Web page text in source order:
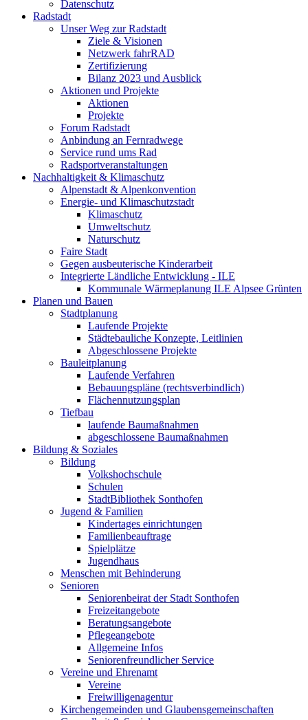
Datenschutz
Radstadt
Unser Weg zur Radstadt
Ziele & Visionen
Netzwerk fahrRAD
Zertifizierung
Bilanz 2023 und Ausblick
Aktionen und Projekte
Aktionen
Projekte
Forum Radstadt
Anbindung an Fernradwege
Service rund ums Rad
Radsportveranstaltungen
Nachhaltigkeit & Klimaschutz
Alpenstadt & Alpenkonvention
Energie- und Klimaschutzstadt
Klimaschutz
Umweltschutz
Naturschutz
Faire Stadt
Gegen ausbeuterische Kinderarbeit
Integrierte Ländliche Entwicklung - ILE
Kommunale Wärmeplanung ILE Alpsee Grünten
Planen und Bauen
Stadtplanung
Laufende Projekte
Städtebauliche Konzepte, Leitlinien
Abgeschlossene Projekte
Bauleitplanung
Laufende Verfahren
Bebauungspläne (rechtsverbindlich)
Flächennutzungsplan
Tiefbau
laufende Baumaßnahmen
abgeschlossene Baumaßnahmen
Bildung & Soziales
Bildung
Volkshochschule
Schulen
StadtBibliothek Sonthofen
Jugend & Familien
Kindertages einrichtungen
Familienbeauftrage
Spielplätze
Jugendhaus
Menschen mit Behinderung
Senioren
Seniorenbeirat der Stadt Sonthofen
Freizeitangebote
Beratungsangebote
Pflegeangebote
Allgemeine Infos
Seniorenfreundlicher Service
Vereine und Ehrenamt
Vereine
Freiwilligenagentur
Kirchengemeinden und Glaubensgemeinschaften